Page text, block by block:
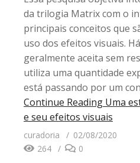
da trilogia Matrix com o
principais conceitos que
uso dos efeitos visuais.
geralmente aceita sem
utiliza uma quantidade
está passando por um
Continue Reading Uma
e seu efeitos visuais
curadoria
02/08/2020
264
0